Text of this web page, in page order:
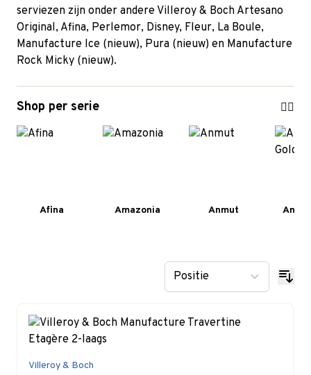
serviezen zijn onder andere Villeroy & Boch Artesano
Original, Afina, Perlemor, Disney, Fleur, La Boule,
Manufacture Ice (nieuw), Pura (nieuw) en Manufacture
Rock Micky (nieuw).
Shop per serie
Afina Amazonia Anmut
Villeroy & Boch